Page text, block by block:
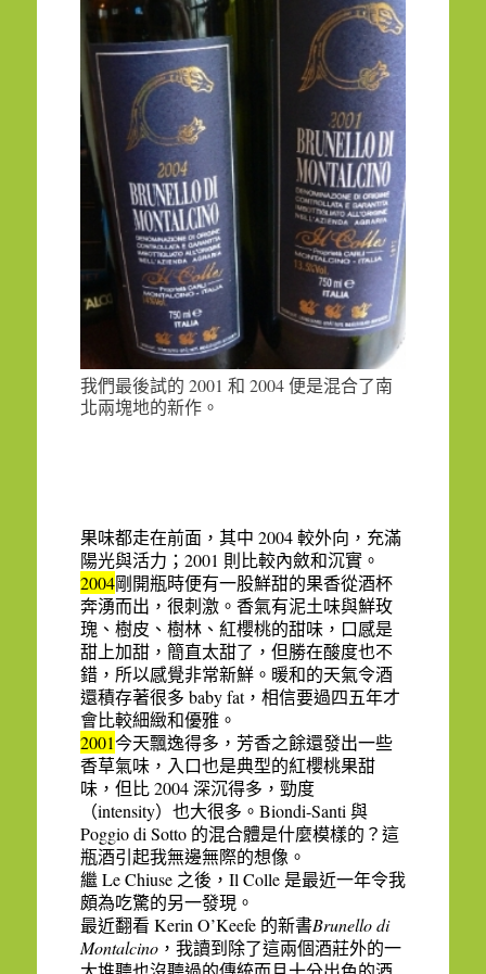
我們最後試的 2001 和 2004 便是混合了南
北兩塊地的新作。
果味都走在前面，其中 2004 較外向，充滿
陽光與活力； 2001 則比較內斂和沉實。
2004剛開瓶時便有一股鮮甜的果香從酒杯
奔湧而出，很刺激。香氣有泥土味與鮮玫
瑰、樹皮、樹林、紅櫻桃的甜味，口感是
甜上加甜，簡直太甜了，但勝在酸度也不
錯，所以感覺非常新鮮。暖和的天氣令酒
還積存著很多 baby fat，相信要過四五年才
會比較細緻和優雅。
2001今天飄逸得多，芳香之餘還發出一些
香草氣味，入口也是典型的紅櫻桃果甜
味，但比2004 深沉得多，勁度
（intensity）也大很多。 Biondi-Santi 與
Poggio di Sotto 的混合體是什麼模樣的？這
瓶酒引起我無邊無際的想像。
繼 Le Chiuse 之後， Il Colle 是最近一年令我
頗為吃驚的另一發現。
最近翻看 Kerin O’Keefe 的新書Brunello di
Montalcino，我讀到除了這兩個酒莊外的一